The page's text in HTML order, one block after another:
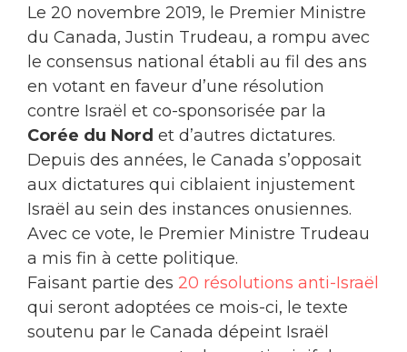
Le 20 novembre 2019, le Premier Ministre
du Canada, Justin Trudeau, a rompu avec
le consensus national établi au fil des ans
en votant en faveur d’une résolution
contre Israël et co-sponsorisée par la
Corée du Nord et d’autres dictatures.
Depuis des années, le Canada s’opposait
aux dictatures qui ciblaient injustement
Israël au sein des instances onusiennes.
Avec ce vote, le Premier Ministre Trudeau
a mis fin à cette politique.
Faisant partie des 20 résolutions anti-Israël
qui seront adoptées ce mois-ci, le texte
soutenu par le Canada dépeint Israël